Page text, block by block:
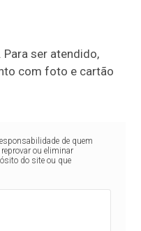
ser atendido,
com foto e cartão
de quem
ou eliminar
do site ou que